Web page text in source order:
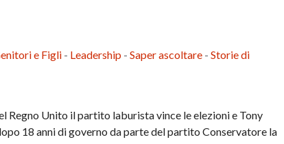
e Figli - Leadership -Saper ascoltare -Storie di
Regno Unito il partito laburista vince le elezioni e Tony
18 anni di governo da parte del partito Conservatore la